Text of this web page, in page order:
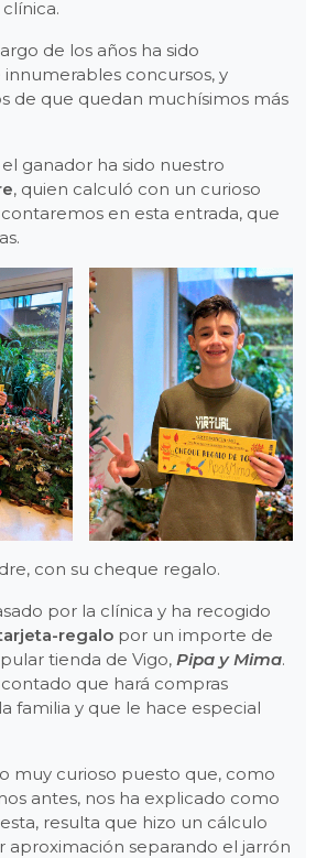
de los años ha sido
concursos, y
de que quedan muchísimos más
ganador ha sido nuestro
, quien calculó con un curioso
en esta entrada, que
con su cheque regalo.
por la clínica y ha recogido
regalopor un importe de
tienda de Vigo, Pipa y Mima.
que hará compras
familia y que le hace especial
muy curioso puesto que, como
antes, nos ha explicado como
resulta que hizo un cálculo
aproximación separando el jarrón